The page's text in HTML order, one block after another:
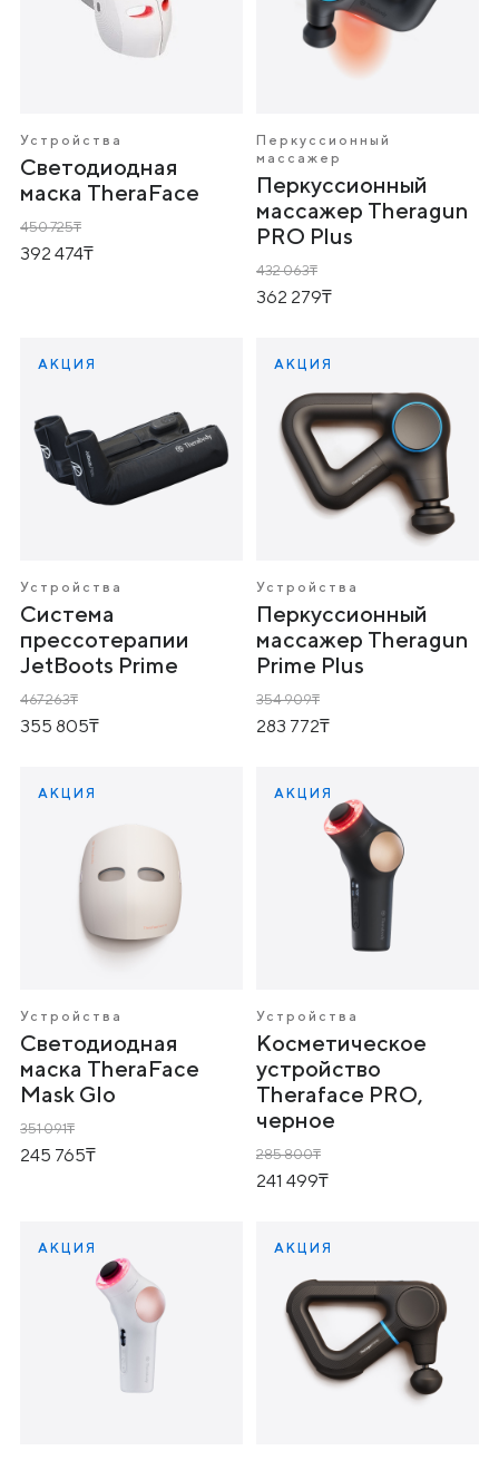
Устройства
Светодиодная
маска TheraFace
450 725
392 474
Перкуссионный
массажер
Перкуссионный
массажер Theragun
PRO Plus
432 063
362 279
АКЦИЯ
Устройства
Система
прессотерапии
JetBoots Prime
467 263
355 805
АКЦИЯ
Устройства
Перкуссионный
массажер Theragun
Prime Plus
354 909
283 772
АКЦИЯ
Устройства
Светодиодная
маска TheraFace
Mask Glo
351 091
245 765
АКЦИЯ
Устройства
Косметическое
устройство
Theraface PRO,
черное
285 800
241 499
АКЦИЯ АКЦИЯ